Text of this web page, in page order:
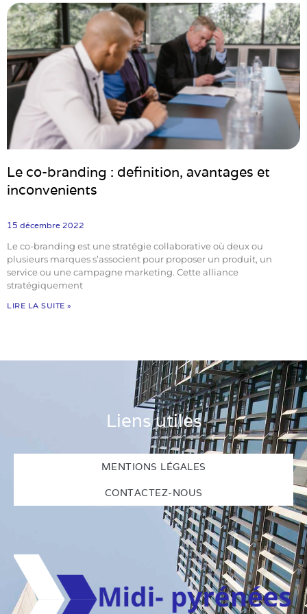
Le co-branding : definition, avantages et
inconvenients
15 décembre 2022
Le co-branding est une stratégie collaborative où deux ou
plusieurs marques s’associent pour proposer un produit, un
service ou une campagne marketing. Cette alliance
stratégiquement
LIRE LA SUITE »
Liens utiles
MENTIONS LÉGALES
CONTACTEZ-NOUS